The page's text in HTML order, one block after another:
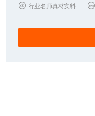
 行业名师真材实料 